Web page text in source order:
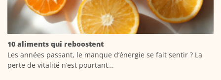
10 aliments qui reboostent
Les années passant, le manque d’énergie se fait sentir ? La
perte de vitalité n’est pourtant...